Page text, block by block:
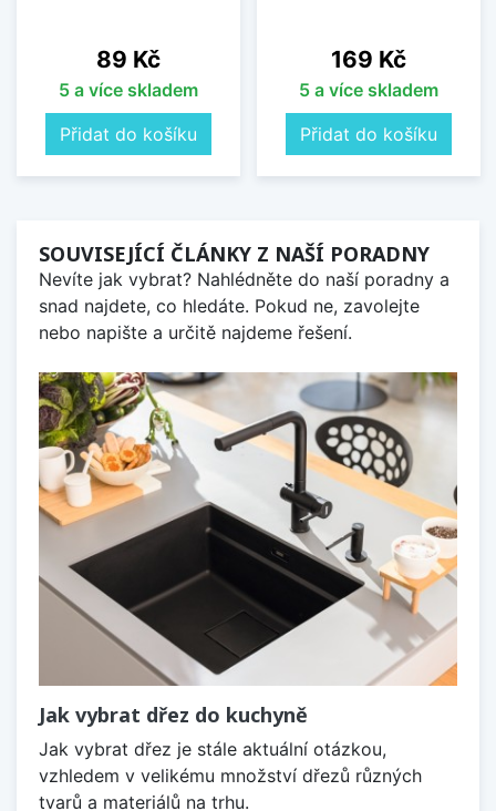
Cena
89 Kč
5 a více skladem
Přidat do košíku
Cena
169 Kč
5 a více skladem
Přidat do košíku
SOUVISEJÍCÍ ČLÁNKY Z NAŠÍ PORADNY
Nevíte jak vybrat? Nahlédněte do naší poradny a
snad najdete, co hledáte. Pokud ne, zavolejte
nebo napište a určitě najdeme řešení.
Jak vybrat dřez do kuchyně
Jak vybrat dřez je stále aktuální otázkou,
vzhledem v velikému množství dřezů různých
tvarů a materiálů na trhu.